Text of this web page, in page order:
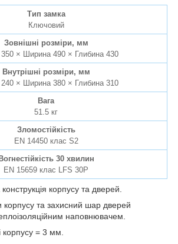
Тип замка
Ключовий
Зовнішні розміри, мм
350 × Ширина 490 × Глибина 430
Внутрішні розміри, мм
240 × Ширина 380 × Глибина 310
Вага
51.5 кг
Зломостійкість
EN 14450 клас S2
Вогнестійкість 30 хвилин
EN 15659 клас LFS 30P
корпусу та дверей.
корпусу та захисний шар дверей
наповнювачем.
корпусу = 3 мм.